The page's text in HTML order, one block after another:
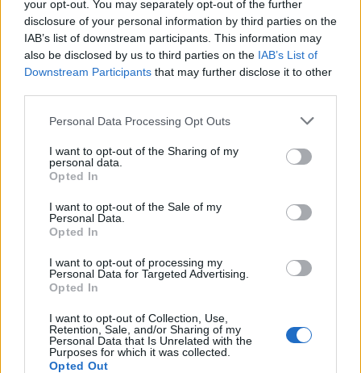
your opt-out. You may separately opt-out of the further
disclosure of your personal information by third parties on the
IAB’s list of downstream participants. This information may
also be disclosed by us to third parties on the IAB’s List of
Downstream Participants that may further disclose it to other
Please note that this website/app uses one or more Google
not limited to your visit or usage behaviour. You may click to
grant or deny consent to Google and its third-party tags to
use your data for below specified purposes in below Google
consent section.
Personal Data Processing Opt Outs
I want to opt-out of the Sharing of my
personal data.
Opted In
I want to opt-out of the Sale of my
Personal Data.
Opted In
I want to opt-out of processing my
Personal Data for Targeted Advertising.
Opted In
I want to opt-out of Collection, Use,
Retention, Sale, and/or Sharing of my
Personal Data that Is Unrelated with the
Purposes for which it was collected.
Opted Out
Τουρκία και ο ΟΗΕ», δήλωσε ο Μπλίνκεν. «Η
συμφωνία αυτή είναι ένα θετικό βήμα προς τα
εμπρός. Ωστόσο, υπάρχει διαφορά μεταξύ μιας
συμφωνίας στα χαρτιά και της πρακτικής
εφαρμογής της», πρόσθεσε.